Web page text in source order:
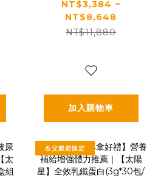
鍵行動＋健康好眠
＋益生菌｜【太陽
星】全效克菲爾益
菌(多規格)
NT$3,384 ~
NT$8,648
NT$11,880
加入購物車
💪父親節限定